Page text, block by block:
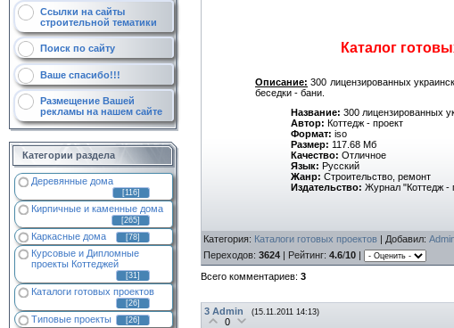
Ссылки на сайты
строительной тематики
Поиск по сайту
Ваше спасибо!!!
Размещение Вашей
рекламы на нашем сайте
Категории раздела
Деревянные дома
[116]
Кирпичные и каменные дома
[265]
Каркасные дома [78]
Курсовые и Дипломные
проекты Коттеджей
[31]
Каталоги готовых проектов
[26]
Типовые проекты [26]
Каталог
Описание: 300 лицензированных
беседки - бани.
Название: 300 лицензированных
Автор: Коттедж - проект
Формат: iso
Размер: 117.68 Мб
Качество: Отличное
Язык: Русский
Жанр: Строительство, ремонт
Издательство: Журнал "Коттедж -
Категория: Каталоги готовых проектов | Добавил:
Переходов: 3624 | Рейтинг: 4.6/10 |
Всего комментариев: 3
3 Admin (15.11.2011 14:13)
0